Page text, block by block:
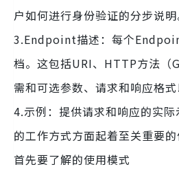
户如何进行身份验证的分步说明
3.Endpoint描述：每个
档。这包括URI、HTTP方法（
需和可选参数、请求和响应格式
4.示例：提供请求和响应的实
的工作方式方面起着至关重要
首先要了解的使用模式